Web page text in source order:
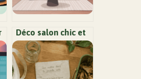
Déco salon chic et
classe idées
modernes pour un
intérieur élégant